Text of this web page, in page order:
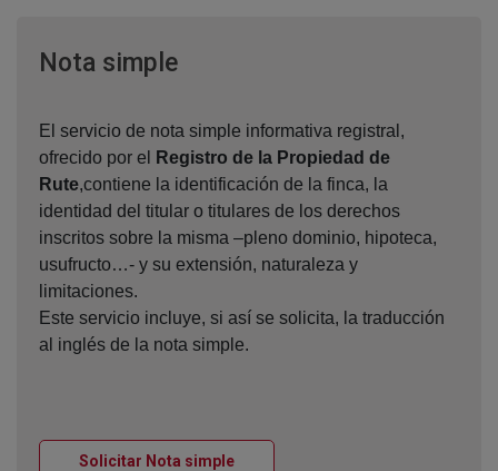
Nota simpleVentana nueva
El servicio de nota simple informativa registral,
ofrecido por el
Registro de la Propiedad de
Rute,contiene la identificación de la finca, la
identidad del titular o titulares de los derechos
inscritos sobre la misma –pleno dominio, hipoteca,
usufructo…- y su extensión, naturaleza y
limitaciones.
Este servicio incluye, si así se solicita, la traducción
al inglés de la nota simple.
Solicitar Nota simpleVentana nueva